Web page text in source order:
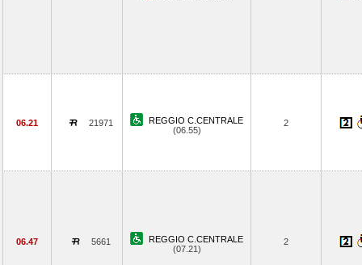
06.21 21971
REGGIO C.CENTRALE
(06.55)
2
06.47 5661
REGGIO C.CENTRALE
(07.21)
2